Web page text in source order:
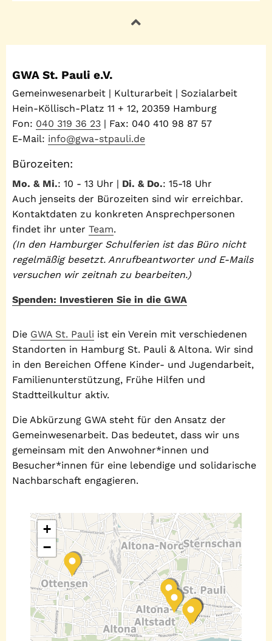
GWA St. Pauli e.V.
Gemeinwesenarbeit | Kulturarbeit | Sozialarbeit
Hein-Köllisch-Platz 11 + 12, 20359 Hamburg
Fon: 040 319 36 23 | Fax: 040 410 98 87 57
E-Mail: info@gwa-stpauli.de
Bürozeiten:
Mo. & Mi.: 10 - 13 Uhr | Di. & Do.: 15-18 Uhr
Auch jenseits der Bürozeiten sind wir erreichbar.
Kontaktdaten zu konkreten Ansprechpersonen
findet ihr unter Team.
(In den Hamburger Schulferien ist das Büro nicht
regelmäßig besetzt. Anrufbeantworter und E-Mails
versuchen wir zeitnah zu bearbeiten.)
Spenden: Investieren Sie in die GWA
Die GWA St. Pauli ist ein Verein mit verschiedenen
Standorten in Hamburg St. Pauli & Altona. Wir sind
in den Bereichen Offene Kinder- und Jugendarbeit,
Familienunterstützung, Frühe Hilfen und
Stadtteilkultur aktiv.
Die Abkürzung GWA steht für den Ansatz der
Gemeinwesenarbeit. Das bedeutet, dass wir uns
gemeinsam mit den Anwohner*innen und
Besucher*innen für eine lebendige und solidarische
Nachbarschaft engagieren.
+
−